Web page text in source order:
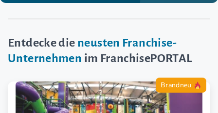
Entdecke die neusten Franchise-
Unternehmen im FranchisePORTAL
Brandneu